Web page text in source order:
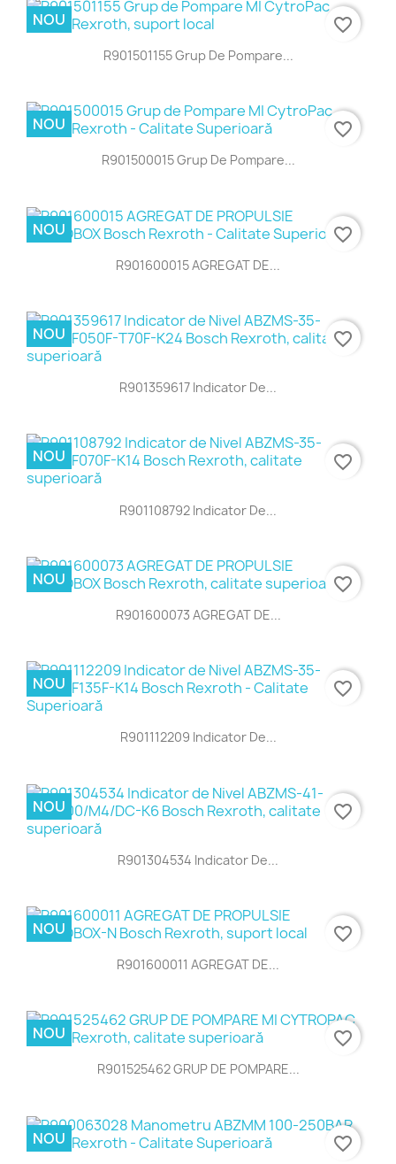
R901501155 Grup De Pompare...
NOU favorite_border
R901500015 Grup De Pompare...
NOU favorite_border
R901600015 AGREGAT DE...
NOU favorite_border
R901359617 Indicator De...
NOU favorite_border
R901108792 Indicator De...
NOU favorite_border
R901600073 AGREGAT DE...
NOU favorite_border
R901112209 Indicator De...
NOU favorite_border
R901304534 Indicator De...
NOU favorite_border
R901600011 AGREGAT DE...
NOU favorite_border
R901525462 GRUP DE POMPARE...
NOU favorite_border
NOU favorite_border